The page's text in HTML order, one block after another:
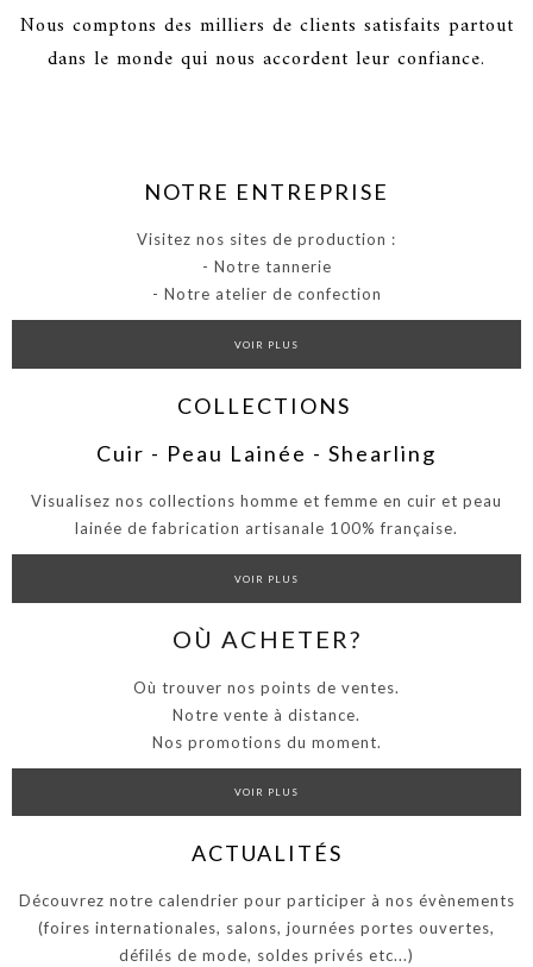
Nous comptons des milliers de clients satisfaits partout
dans le monde qui nous accordent leur confiance.
NOTRE ENTREPRISE
Visitez nos sites de production :
- Notre tannerie
- Notre atelier de confection
VOIR PLUS
COLLECTIONS
Cuir - Peau Lainée - Shearling
Visualisez nos collections homme et femme en cuir et peau
lainée de fabrication artisanale 100% française.
VOIR PLUS
OÙ ACHETER?
Où trouver nos points de ventes.
Notre vente à distance.
Nos promotions du moment.
VOIR PLUS
ACTUALITÉS
Découvrez notre calendrier pour participer à nos évènements
(foires internationales, salons, journées portes ouvertes,
défilés de mode, soldes privés etc...)